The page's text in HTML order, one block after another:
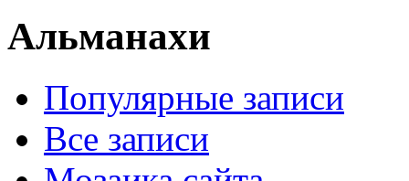
Альманахи
Популярные записи
Все записи